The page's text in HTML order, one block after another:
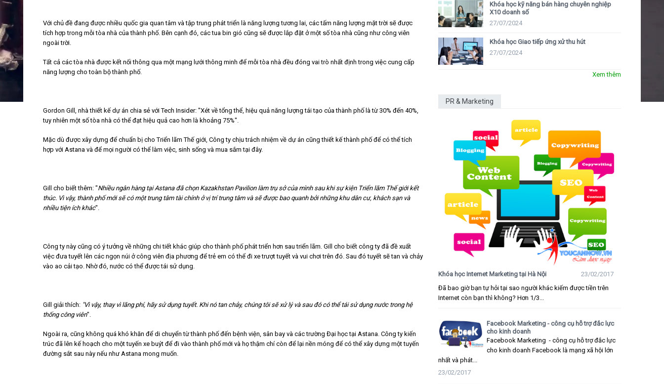
Với chủ đề đang được nhiều quốc gia quan tâm và tập trung phát triển là năng lượng tương lai, các tấm năng lượng mặt trời sẽ được
tích hợp trong mỗi tòa nhà của thành phố. Bên cạnh đó, các tua bin gió cũng sẽ được lắp đặt ở một số tòa nhà cũng như công viên
ngoài trời.
Tất cả các tòa nhà được kết nối thông qua một mạng lưới thông minh để mỗi tòa nhà đều đóng vai trò nhất định trong việc cung cấp
năng lượng cho toàn bộ thành phố.
Gordon Gill, nhà thiết kế dự án chia sẻ với Tech Insider: "Xét về tổng thể, hiệu quả năng lượng tái tạo của thành phố là từ 30% đến 40%,
tuy nhiên một số tòa nhà có thể đạt hiệu quả cao hơn là khoảng 75%".
Mặc dù được xây dựng để chuẩn bị cho Triển lãm Thế giới, Công ty chịu trách nhiệm về dự án cũng thiết kế thành phố để có thể tích
hợp với Astana và để mọi người có thể làm việc, sinh sống và mua sắm tại đây.
Gill cho biết thêm: "Nhiều ngân hàng tại Astana đã chọn Kazakhstan Pavilion làm trụ sở của mình sau khi sự kiện Triển lãm Thế giới kết
thúc. Vì vậy, thành phố mới sẽ có một trung tâm tài chính ở vị trí trung tâm và sẽ được bao quanh bởi những khu dân cư, khách sạn và
nhiều tiện ích khác".
Công ty này cũng có ý tưởng về những chi tiết khác giúp cho thành phố phát triển hơn sau triển lãm. Gill cho biết công ty đã đề xuất
việc đưa tuyết lên các ngọn núi ở công viên địa phương để trẻ em có thể đi xe trượt tuyết và vui chơi trên đó. Sau đó tuyết sẽ tan và chảy
vào ao cải tạo. Nhờ đó, nước có thể được tái sử dụng.
Gill giải thích: "Vì vậy, thay vì lãng phí, hãy sử dụng tuyết. Khi nó tan chảy, chúng tôi sẽ xử lý và sau đó có thể tái sử dụng nước trong hệ
thống công viên".
Ngoài ra, cũng không quá khó khăn để di chuyển từ thành phố đến bệnh viện, sân bay và các trường Đại học tại Astana. Công ty kiến
trúc đã lên kế hoạch cho một tuyến xe buýt để đi vào thành phố mới và họ thậm chí còn để lại nền móng để có thể xây dựng một tuyến
đường sắt sau này nếu như Astana mong muốn.
Khóa học kỹ năng bán hàng chuyên nghiệp
X10 doanh số
27/07/2024
Khóa học Giao tiếp ứng xử thu hút
27/07/2024
Xem thêm
PR & Marketing
Khóa học Internet Marketing tại Hà Nội
23/02/2017
Đã bao giờ bạn tự hỏi tại sao người khác kiếm được tiền trên
Internet còn bạn thì không? Hơn 1/3...
Facebook Marketing - công cụ hỗ trợ đắc lực
cho kinh doanh
Facebook Marketing - công cụ hỗ trợ đắc lực
cho kinh doanh Facebook là mạng xã hội lớn
nhất và phát...
23/02/2017